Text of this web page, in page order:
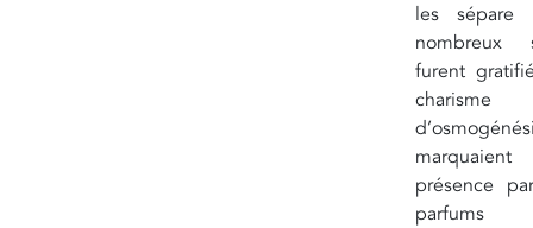
les
nombreux
furent
charisme
présence